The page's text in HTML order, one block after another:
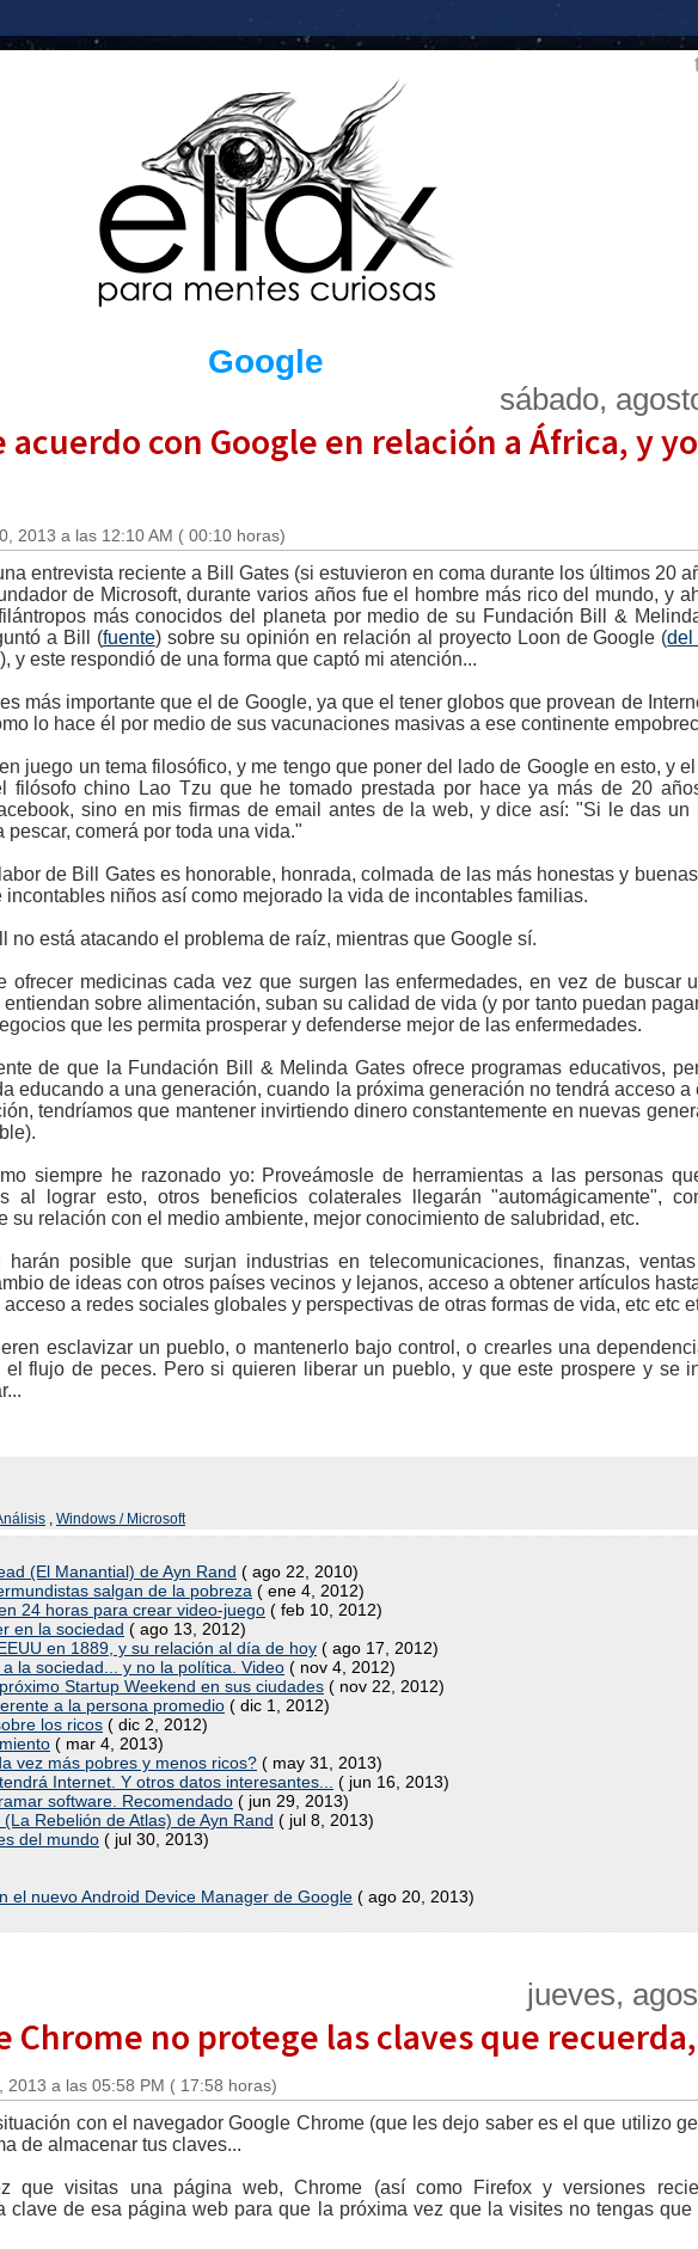
Google
sábado,
acuerdo con Google en relación a África, y
2013 a las 12:10 AM ( 00:10 horas)
entrevista reciente a Bill Gates (si estuvieron en coma durante los últimos 20
de Microsoft, durante varios años fue el hombre más rico del mundo, y
más conocidos del planeta por medio de su Fundación Bill &
a Bill (fuente) sobre su opinión en relación al proyecto Loon de Google (del
), y este respondió de una forma que captó mi atención...
más importante que el de Google, ya que el tener globos que provean de
lo hace él por medio de sus vacunaciones masivas a ese continente
juego un tema filosófico, y me tengo que poner del lado de Google en esto, y
filósofo chino Lao Tzu que he tomado prestada por hace ya más de 20
sino en mis firmas de email antes de la web, y dice así: "Si le das un
comerá por toda una vida."
de Bill Gates es honorable, honrada, colmada de las más honestas y
niños así como mejorado la vida de incontables familias.
no está atacando el problema de raíz, mientras que Google sí.
ofrecer medicinas cada vez que surgen las enfermedades, en vez de buscar
sobre alimentación, suban su calidad de vida (y por tanto puedan
que les permita prosperar y defenderse mejor de las enfermedades.
de que la Fundación Bill & Melinda Gates ofrece programas educativos,
educando a una generación, cuando la próxima generación no tendrá acceso a
tendríamos que mantener invirtiendo dinero constantemente en nuevas
siempre he razonado yo: Proveámosle de herramientas a las personas
al lograr esto, otros beneficios colaterales llegarán "automágicamente",
su relación con el medio ambiente, mejor conocimiento de salubridad, etc.
posible que surjan industrias en telecomunicaciones, finanzas,
de ideas con otros países vecinos y lejanos, acceso a obtener artículos
a redes sociales globales y perspectivas de otras formas de vida, etc etc
esclavizar un pueblo, o mantenerlo bajo control, o crearles una
flujo de peces. Pero si quieren liberar un pueblo, y que este prospere y se
, Windows / Microsoft
(El Manantial) de Ayn Rand ( ago 22, 2010)
salgan de la pobreza ( ene 4, 2012)
24 horas para crear video-juego ( feb 10, 2012)
en la sociedad ( ago 13, 2012)
en 1889, y su relación al día de hoy ( ago 17, 2012)
la sociedad... y no la política. Video ( nov 4, 2012)
Startup Weekend en sus ciudades ( nov 22, 2012)
a la persona promedio ( dic 1, 2012)
los ricos ( dic 2, 2012)
( mar 4, 2013)
vez más pobres y menos ricos? ( may 31, 2013)
Internet. Y otros datos interesantes...
( jun 16, 2013)
software. Recomendado ( jun 29, 2013)
Rebelión de Atlas) de Ayn Rand ( jul 8, 2013)
del mundo ( jul 30, 2013)
el nuevo Android Device Manager de Google ( ago 20, 2013)
jueves,
Chrome no protege las claves que
2013 a las 05:58 PM ( 17:58 horas)
con el navegador Google Chrome (que les dejo saber es el que utilizo
de almacenar tus claves...
que visitas una página web, Chrome (así como Firefox y versiones
clave de esa página web para que la próxima vez que la visites no tengas